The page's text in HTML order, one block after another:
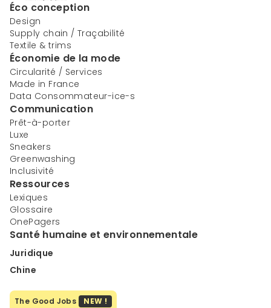
Éco conception
Design
Supply chain / Traçabilité
Textile & trims
Économie de la mode
Circularité / Services
Made in France
Data Consommateur-ice-s
Communication
Prêt-à-porter
Luxe
Sneakers
Greenwashing
Inclusivité
Ressources
Lexiques
Glossaire
OnePagers
Santé humaine et environnementale
Juridique
Chine
The Good Jobs NEW !